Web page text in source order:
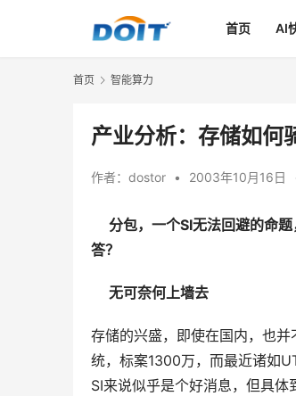
首页 AI
首页 智能算力
产业分析：存储如何
作者： dostor • 2003年10月16日
分包，一个SI无法回避的命
答？
无可奈何上墙去
存储的兴盛，即使在国内，也
统，标案1300万，而最近诸如
SI来说似乎是个好消息，但具